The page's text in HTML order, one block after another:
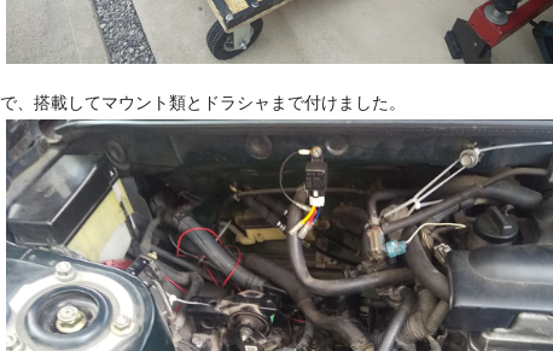
で、搭載してマウント類とドラシャまで付けました。